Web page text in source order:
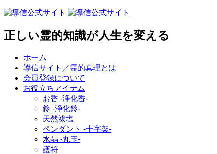
正しい霊的知識が人生を変える
ホーム
導信サイト／霊的真理とは
会員登録について
お役立ちアイテム
お香 ‐浄化香‐
鈴 ‐浄化鈴‐
天然祓塩
ペンダント -十字架-
水晶 -丸玉-
護符